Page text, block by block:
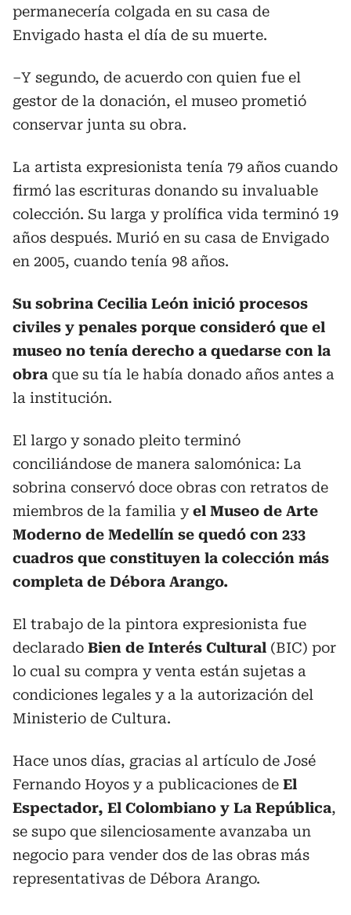
permanecería colgada en su casa de
Envigado hasta el día de su muerte.
–Y segundo, de acuerdo con quien fue el
gestor de la donación, el museo prometió
conservar junta su obra.
La artista expresionista tenía 79 años cuando
firmó las escrituras donando su invaluable
colección. Su larga y prolífica vida terminó 19
años después. Murió en su casa de Envigado
en 2005, cuando tenía 98 años.
Su sobrina Cecilia León inició procesos
civiles y penales porque consideró que el
museo no tenía derecho a quedarse con la
obra que su tía le había donado años antes a
la institución.
El largo y sonado pleito terminó
conciliándose de manera salomónica: La
sobrina conservó doce obras con retratos de
miembros de la familia yel Museo de Arte
Moderno de Medellín se quedó con 233
cuadros que constituyen la colección más
completa de Débora Arango.
El trabajo de la pintora expresionista fue
declarado Bien de Interés Cultural (BIC) por
lo cual su compra y venta están sujetas a
condiciones legales y a la autorización del
Ministerio de Cultura.
Hace unos días, gracias al artículo de José
Fernando Hoyos y a publicaciones de El
Espectador, El Colombiano y La República,
se supo que silenciosamente avanzaba un
negocio para vender dos de las obras más
representativas de Débora Arango.